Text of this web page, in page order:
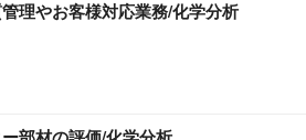
理やお客様対応業務/化学分析